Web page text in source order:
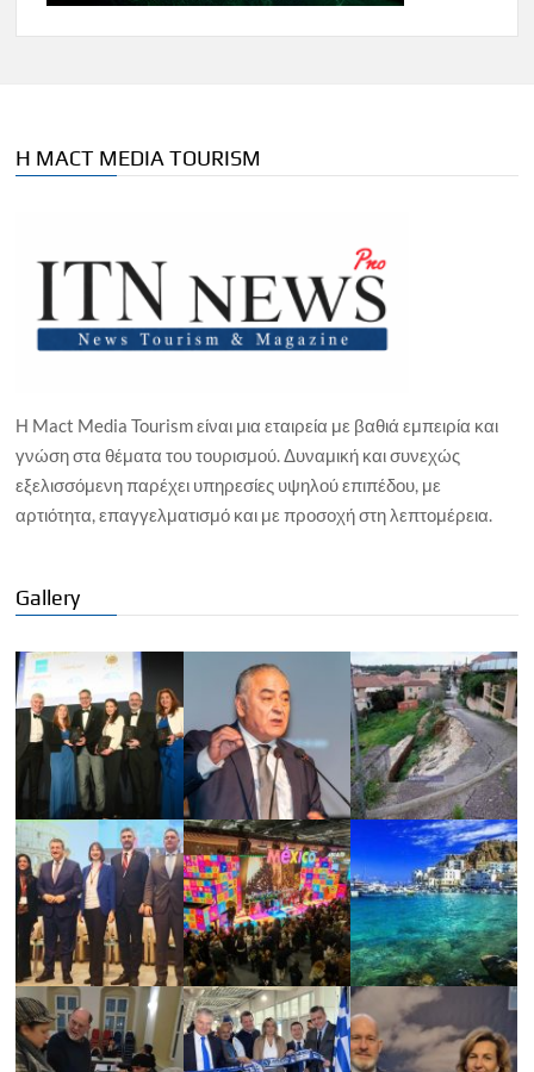
Η MACT MEDIA TOURISM
Η Mact Media Tourism είναι μια εταιρεία με βαθιά εμπειρία και
γνώση στα θέματα του τουρισμού. Δυναμική και συνεχώς
εξελισσόμενη παρέχει υπηρεσίες υψηλού επιπέδου, με
αρτιότητα, επαγγελματισμό και με προσοχή στη λεπτομέρεια.
Gallery